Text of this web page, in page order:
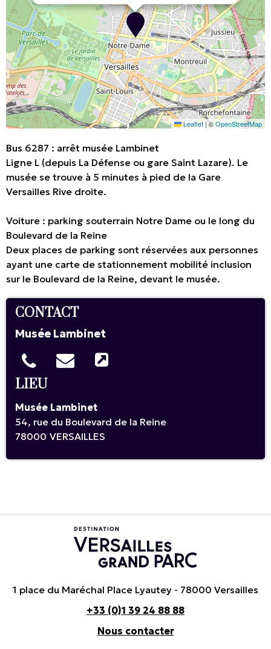
Leaflet |©OpenStreetMap
Bus 6287 : arrêt musée Lambinet
Ligne L (depuis La Défense ou gare Saint Lazare). Le
musée se trouve à 5 minutes à pied de la Gare
Versailles Rive droite.
Voiture : parking souterrain Notre Dame ou le long du
Boulevard de la Reine
Deux places de parking sont réservées aux personnes
ayant une carte de stationnement mobilité inclusion
sur le Boulevard de la Reine, devant le musée.
CONTACT
Musée Lambinet
LIEU
Musée Lambinet
54, rue du Boulevard de la Reine
78000 VERSAILLES
1 place du Maréchal Place Lyautey - 78000 Versailles
+33 (0)1 39 24 88 88
Nous contacter